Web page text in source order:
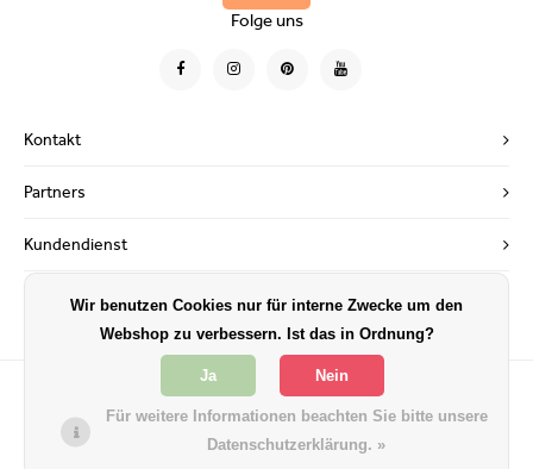
Kontakt
Folge uns
Partners
Kundendienst
Mein KontoWir benutzen Cookies nur für interne Zwecke um den
Webshop zu verbessern. Ist das in Ordnung?
Ja Nein
Für weitere Informationen beachten Sie bitte unsere
Datenschutzerklärung. »